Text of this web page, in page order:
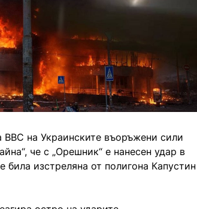
ВВС на Украинските въоръжени сили
че с „Орешник“ е нанесен удар в
изстреляна от полигона Капустин